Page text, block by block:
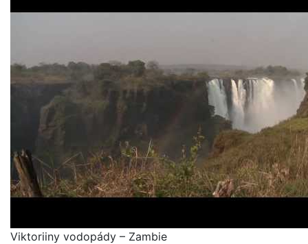
Viktoriiny vodopády – Zambie